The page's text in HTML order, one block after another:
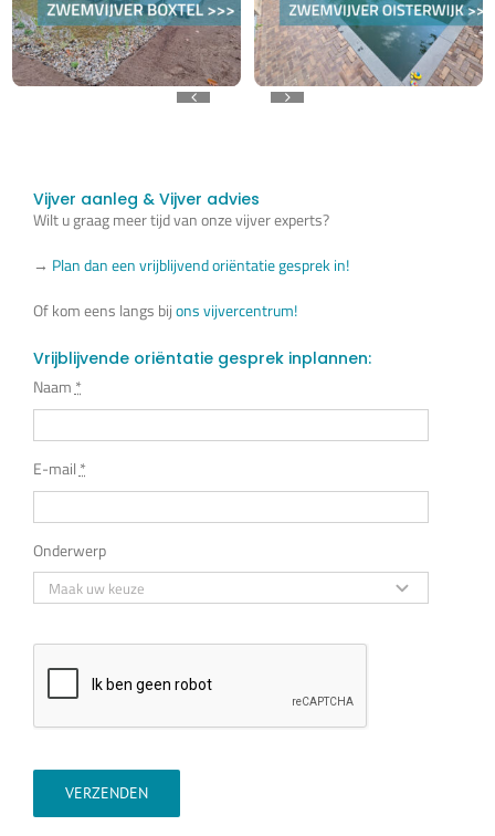
Vijver aanleg & Vijver advies
Wilt u graag meer tijd van onze vijver experts?
→ Plan dan een vrijblijvend oriëntatie gesprek in!
Of kom eens langs bijons vijvercentrum!
Vrijblijvende oriëntatie gesprek inplannen:
Naam *
E-mail *
Onderwerp
VERZENDEN